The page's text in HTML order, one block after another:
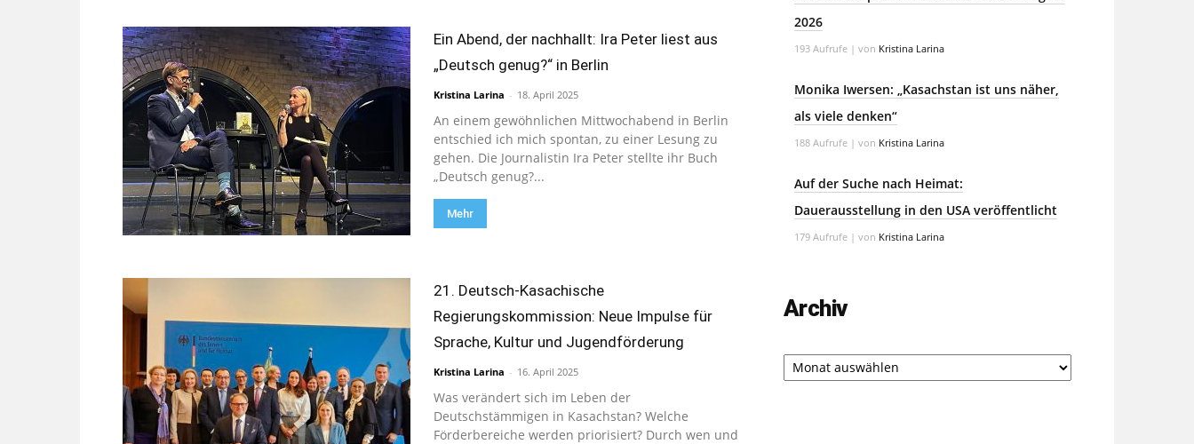
Ein Abend, der nachhallt: Ira Peter liest aus
„Deutsch genug?“ in Berlin
Kristina Larina - 18. April 2025
An einem gewöhnlichen Mittwochabend in Berlin
entschied ich mich spontan, zu einer Lesung zu
gehen. Die Journalistin Ira Peter stellte ihr Buch
„Deutsch genug?...
Mehr
21. Deutsch-Kasachische
Regierungskommission: Neue Impulse für
Sprache, Kultur und Jugendförderung
Kristina Larina - 16. April 2025
Was verändert sich im Leben der
Deutschstämmigen in Kasachstan? Welche
Förderbereiche werden priorisiert? Durch wen und
2026
193 Aufrufe | von Kristina Larina
Monika Iwersen: „Kasachstan ist uns näher,
als viele denken“
188 Aufrufe | von Kristina Larina
Auf der Suche nach Heimat:
Dauerausstellung in den USA veröffentlicht
179 Aufrufe | von Kristina Larina
Archiv
Archiv